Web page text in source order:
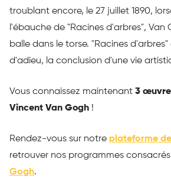
troublant encore, le 27 juillet 1890,
l'ébauche de "Racines d'arbres", Van
balle dans le torse. "Racines
d'adieu, la conclusion d'une vie
Vous connaissez maintenant 3
Vincent Van Gogh !
Rendez-vous sur notre plateforme
retrouver nos programmes
Gogh.